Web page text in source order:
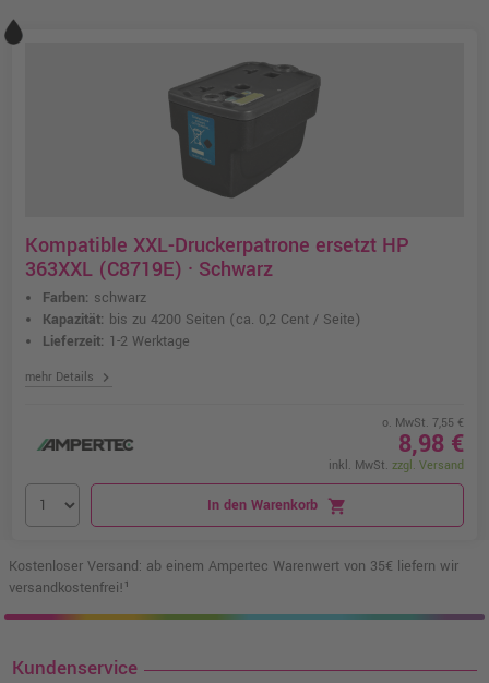
Kompatible XXL-Druckerpatrone ersetzt HP
363XXL (C8719E) · Schwarz
Farben: schwarz
Kapazität: bis zu 4200 Seiten (ca. 0,2 Cent / Seite)
Lieferzeit: 1-2 Werktage
mehr Details chevron_right
o. MwSt. 7,55 €
8,98 €
inkl. MwSt. zzgl. Versand
In den Warenkorb shopping_cart
Kostenloser Versand: ab einem Ampertec Warenwert von 35€ liefern wir
versandkostenfrei!¹
Kundenservice